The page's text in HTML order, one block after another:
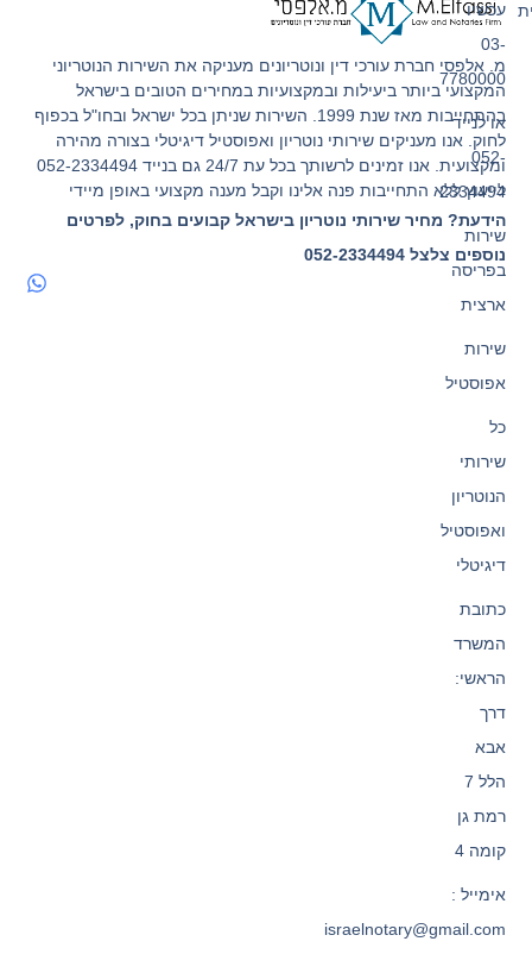
מ. אלפסי חברת עורכי דין ונוטריונים מעניקה את השירות הנוטריוני
המקצועי ביותר ביעילות ובמקצועיות במחירים הטובים בישראל
בהתחייבות מאז שנת 1999. השירות שניתן בכל ישראל ובחו"ל בכפוף
לחוק. אנו מעניקים שירותי נוטריון ואפוסטיל דיגיטלי בצורה מהירה
ומקצועית. אנו זמינים לרשותך בכל עת 24/7 גם בנייד 052-2334494
לייעוץ ללא התחייבות פנה אלינו וקבל מענה מקצועי באופן מיידי
הידעת? מחיר שירותי נוטריון בישראל קבועים בחוק, לפרטים
נוספים צלצל 052-2334494
עכשיו
03-
7780000
או לנייד
052-
2334494
שירות
בפריסה
ארצית
שירות
אפוסטיל
כל
שירותי
הנוטריון
ואפוסטיל
דיגיטלי
כתובת
המשרד
הראשי:
דרך
אבא
הלל 7
רמת גן
קומה 4
אימייל :
israelnotary@gmail.com